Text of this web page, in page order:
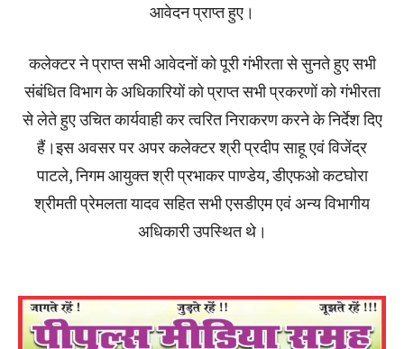
आवेदन प्राप्त हुए।
कलेक्टर ने प्राप्त सभी आवेदनों को पूरी गंभीरता से सुनते हुए सभी
संबंधित विभाग के अधिकारियों को प्राप्त सभी प्रकरणों को गंभीरता
से लेते हुए उचित कार्यवाही कर त्वरित निराकरण करने के निर्देश दिए
हैं।इस अवसर पर अपर कलेक्टर श्री प्रदीप साहू एवं विजेंद्र
पाटले, निगम आयुक्त श्री प्रभाकर पाण्डेय, डीएफओ कटघोरा
श्रीमती प्रेमलता यादव सहित सभी एसडीएम एवं अन्य विभागीय
अधिकारी उपस्थित थे।